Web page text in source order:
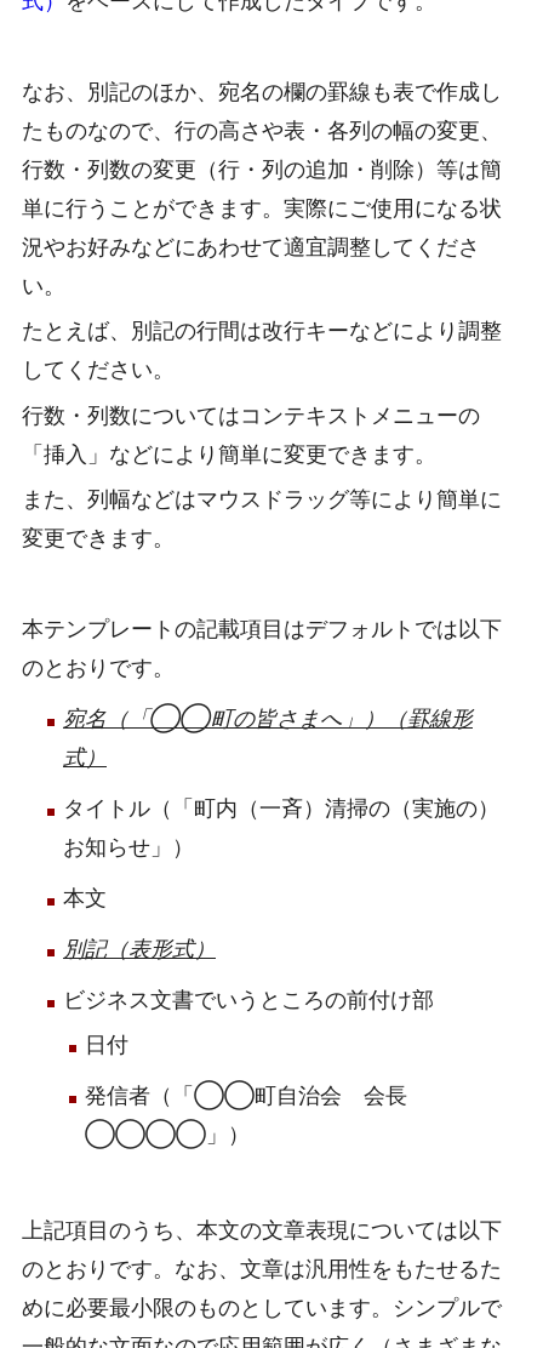
なお、別記のほか、宛名の欄の罫線も表で作成し
たものなので、行の高さや表・各列の幅の変更、
行数・列数の変更（行・列の追加・削除）等は簡
単に行うことができます。実際にご使用になる状
況やお好みなどにあわせて適宜調整してくださ
い。
たとえば、別記の行間は改行キーなどにより調整
してください。
行数・列数についてはコンテキストメニューの
「挿入」などにより簡単に変更できます。
また、列幅などはマウスドラッグ等により簡単に
変更できます。
本テンプレートの記載項目はデフォルトでは以下
のとおりです。
宛名（「◯◯町の皆さまへ」）（罫線形
式）
タイトル（「町内（一斉）清掃の（実施の）
お知らせ」）
本文
別記（表形式）
ビジネス文書でいうところの前付け部
日付
発信者（「◯◯町自治会 会長
◯◯◯◯」）
上記項目のうち、本文の文章表現については以下
のとおりです。なお、文章は汎用性をもたせるた
めに必要最小限のものとしています。シンプルで